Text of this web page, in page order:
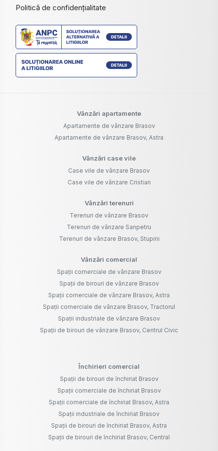
Politică de confidențialitate
Vânzări apartamente
Apartamente de vânzare Brasov
Apartamente de vânzare Brasov, Astra
Vânzări case vile
Case vile de vânzare Brasov
Case vile de vânzare Cristian
Vânzări terenuri
Terenuri de vânzare Brasov
Terenuri de vânzare Sanpetru
Terenuri de vânzare Brasov, Stupini
Vânzări comercial
Spații comerciale de vânzare Brasov
Spații de birouri de vânzare Brasov
Spații comerciale de vânzare Brasov, Astra
Spații comerciale de vânzare Brasov, Tractorul
Spații industriale de vânzare Brasov
Spații de birouri de vânzare Brasov, Centrul Civic
Închirieri comercial
Spații de birouri de închiriat Brasov
Spații comerciale de închiriat Brasov
Spații comerciale de închiriat Brasov, Astra
Spații industriale de închiriat Brasov
Spații de birouri de închiriat Brasov, Astra
Spații de birouri de închiriat Brasov, Central